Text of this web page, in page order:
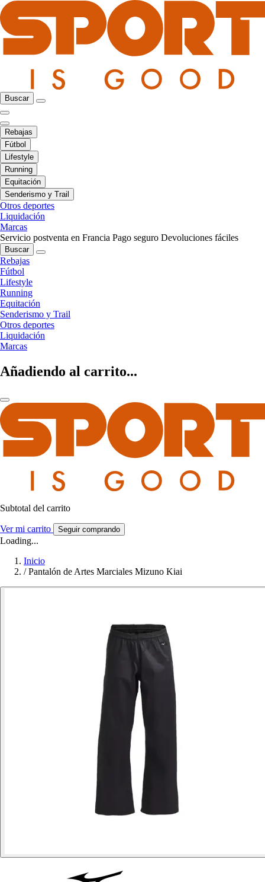
Buscar
Rebajas
Fútbol
Lifestyle
Running
Equitación
Senderismo y Trail
Otros deportes
Liquidación
Marcas
Servicio postventa en Francia Pago seguro Devoluciones fáciles
Buscar
Rebajas
Fútbol
Lifestyle
Running
Equitación
Senderismo y Trail
Otros deportes
Liquidación
Marcas
Añadiendo al carrito...
Subtotal del carrito
Ver mi carrito Seguir comprando
Loading...
Inicio
/ Pantalón de Artes Marciales Mizuno Kiai